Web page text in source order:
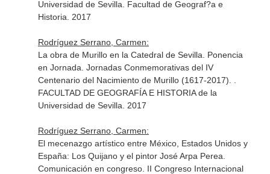
Universidad de Sevilla. Facultad de Geograf?a e
Historia. 2017
Rodríguez Serrano, Carmen:
La obra de Murillo en la Catedral de Sevilla. Ponencia
en Jornada. Jornadas Conmemorativas del IV
Centenario del Nacimiento de Murillo (1617-2017). .
FACULTAD DE GEOGRAFÍA E HISTORIA de la
Universidad de Sevilla. 2017
Rodríguez Serrano, Carmen:
El mecenazgo artístico entre México, Estados Unidos y
España: Los Quijano y el pintor José Arpa Perea.
Comunicación en congreso. II Congreso Internacional